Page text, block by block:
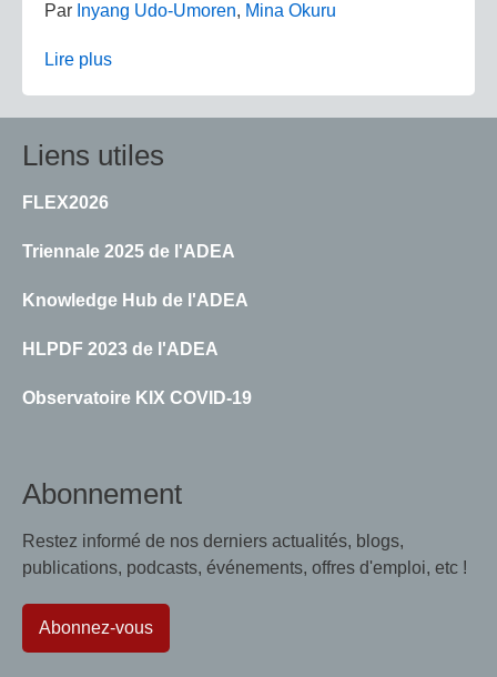
Par Inyang Udo-Umoren, Mina Okuru
Lire plus
Liens utiles
FLEX2026
Triennale 2025 de l'ADEA
Knowledge Hub de l'ADEA
HLPDF 2023 de l'ADEA
Observatoire KIX COVID-19
Abonnement
Restez informé de nos derniers actualités, blogs,
publications, podcasts, événements, offres d'emploi, etc !
Abonnez-vous